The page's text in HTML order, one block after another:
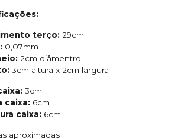
terço: 29cm
0,07mm
2cm diâmentro
3cm altura x 2cm largura
3cm
caixa: 6cm
caixa: 6cm
aproximadas